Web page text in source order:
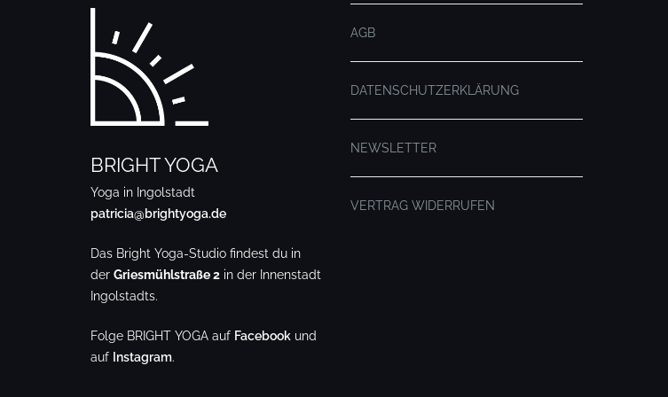
BRIGHT YOGA
Yoga in Ingolstadt
patricia@brightyoga.de
Das Bright Yoga-Studio findest du in
der Griesmühlstraße 2 in der Innenstadt
Ingolstadts.
Folge BRIGHT YOGA auf Facebook und
auf Instagram.
AGB
DATENSCHUTZERKLÄRUNG
NEWSLETTER
VERTRAG WIDERRUFEN